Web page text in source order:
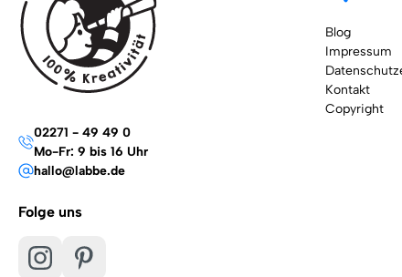
02271 - 49 49 0
Mo-Fr: 9 bis 16 Uhr
hallo@labbe.de
Folge uns
Blog
Impressum
Kontakt
Copyright